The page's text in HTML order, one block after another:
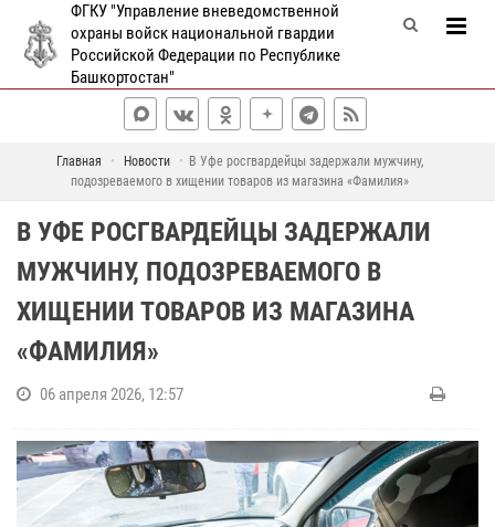
ФГКУ "Управление вневедомственной
охраны войск национальной гвардии
Российской Федерации по Республике
Башкортостан"
Главная Новости
В Уфе росгвардейцы задержали мужчину,
подозреваемого в хищении товаров из магазина «Фамилия»
В УФЕ РОСГВАРДЕЙЦЫ ЗАДЕРЖАЛИ
МУЖЧИНУ, ПОДОЗРЕВАЕМОГО В
ХИЩЕНИИ ТОВАРОВ ИЗ МАГАЗИНА
«ФАМИЛИЯ»
06 апреля 2026, 12:57